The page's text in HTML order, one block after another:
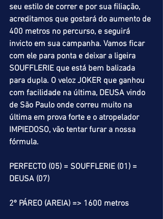
seu estilo de correr e por sua filiação,
acreditamos que gostará do aumento de
400 metros no percurso, e seguirá
invicto em sua campanha. Vamos ficar
com ele para ponta e deixar a ligeira
SOUFFLERIE que está bem balizada
para dupla. O veloz JOKER que ganhou
com facilidade na última, DEUSA vindo
de São Paulo onde correu muito na
última em prova forte e o atropelador
IMPIEDOSO, vão tentar furar a nossa
fórmula.
PERFECTO (05) = SOUFFLERIE (01) =
DEUSA (07)
2º PÁREO (AREIA) => 1600 metros